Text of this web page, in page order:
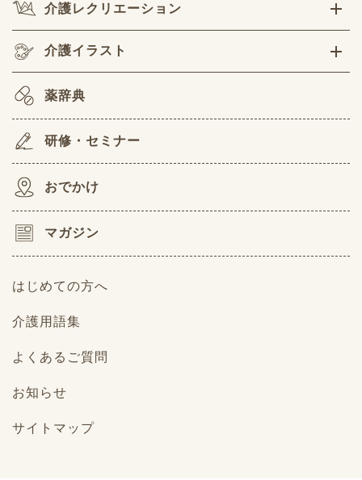
介護レクリエーション
介護イラスト
薬辞典
研修・セミナー
おでかけ
マガジン
はじめての方へ
介護用語集
よくあるご質問
お知らせ
サイトマップ